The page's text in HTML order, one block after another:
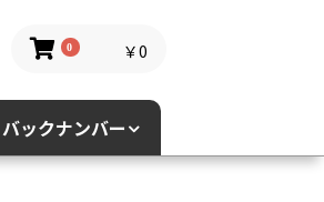
0 ￥0
バックナンバー